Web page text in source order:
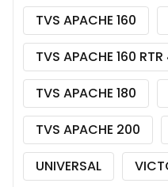
TVS APACHE 160
TVS APACHE 160
TVS APACHE 180
TVS APACHE 200
UNIVERSAL